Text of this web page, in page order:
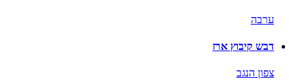
ערבה
דבש קיבוץ ארז
צפון הנגב